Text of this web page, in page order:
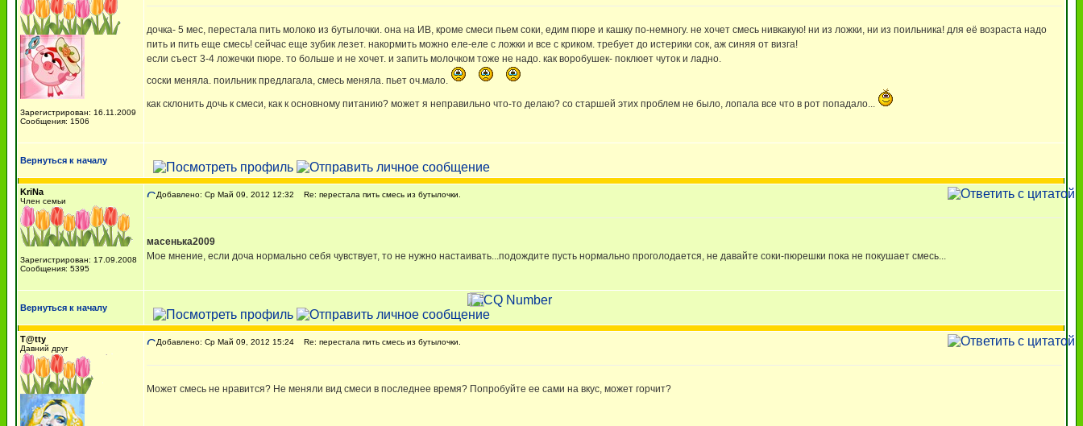
Зарегистрирован: 16.11.2009
Сообщения: 1506
дочка- 5 мес, перестала пить молоко из бутылочки. она на ИВ, кроме смеси пьем соки, едим пюре и кашку по-немногу. не хочет смесь нивкакую! ни из ложки, ни из поильника! для её возраста надо
пить и пить еще смесь! сейчас еще зубик лезет. накормить можно еле-еле с ложки и все с криком. требует до истерики сок, аж синяя от визга!
если съест 3-4 ложечки пюре. то больше и не хочет. и запить молочком тоже не надо. как воробушек- поклюет чуток и ладно.
соски меняла. поильник предлагала, смесь меняла. пьет оч.мало.
как склонить дочь к смеси, как к основному питанию? может я неправильно что-то делаю? со старшей этих проблем не было, лопала все что в рот попадало...
Вернуться к началу
KriNa
Член семьи
Зарегистрирован: 17.09.2008
Сообщения: 5395
Добавлено: Ср Май 09, 2012 12:32 Re: перестала пить смесь из бутылочки.
масенька2009
Мое мнение, если доча нормально себя чувствует, то не нужно настаивать...подождите пусть нормально проголодается, не давайте соки-пюрешки пока не покушает смесь...
Вернуться к началу
T@tty
Давний друг
Добавлено: Ср Май 09, 2012 15:24 Re: перестала пить смесь из бутылочки.
Может смесь не нравится? Не меняли вид смеси в последнее время? Попробуйте ее сами на вкус, может горчит?